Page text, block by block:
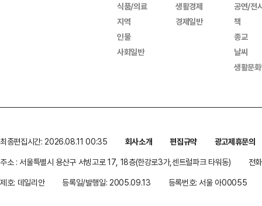
식품/의료
지역
인물
사회일반
생활경제
경제일반
공연/전
책
종교
날씨
생활문
최종편집시간: 2026.08.11 00:35 회사소개 편집규약
광고제휴문의
주소 : 서울특별시 용산구 서빙고로 17, 18층(한강로3가,센트럴파크 타워동)
전
제호: 데일리안
등록일/발행일: 2005.09.13 등록번호: 서울 아00055